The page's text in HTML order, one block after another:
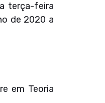
terça-feira
de 2020 a
em Teoria